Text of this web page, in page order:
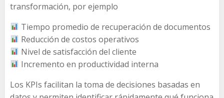
transformación, por ejemplo
Tiempo promedio de recuperación de documentos
Reducción de costos operativos
Nivel de satisfacción del cliente
Incremento en productividad interna
Los KPIs facilitan la toma de decisiones basadas en